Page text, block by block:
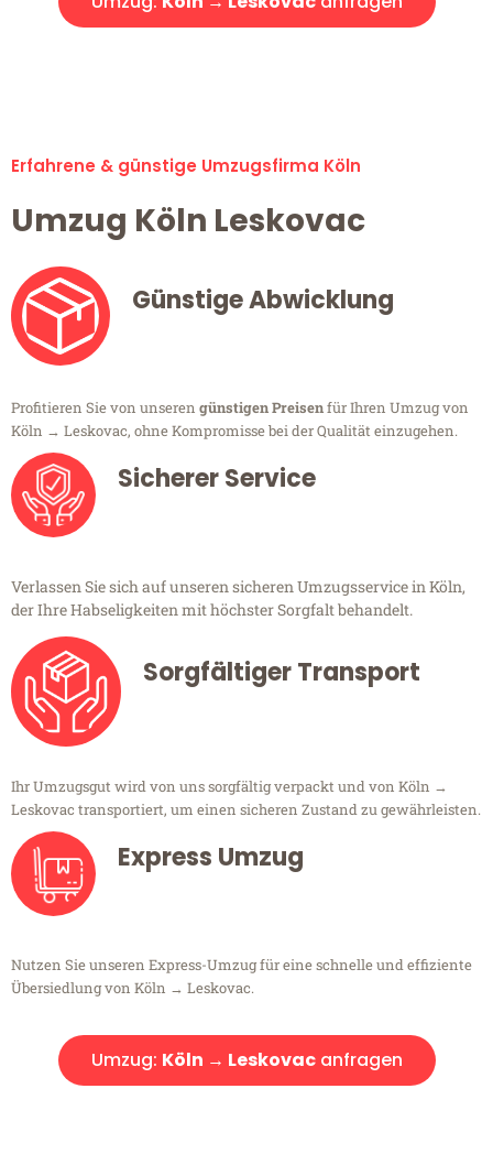
Erfahrene & günstige Umzugsfirma Köln
Umzug Köln Leskovac
Günstige Abwicklung
Profitieren Sie von unseren günstigen Preisenfür Ihren Umzug von
Köln → Leskovac, ohne Kompromisse bei der Qualität einzugehen.
Sicherer Service
Verlassen Sie sich auf unseren sicheren Umzugsservice in Köln,
der Ihre Habseligkeiten mit höchster Sorgfalt behandelt.
Sorgfältiger Transport
Ihr Umzugsgut wird von uns sorgfältig verpackt und von Köln →
Leskovac transportiert, um einen sicheren Zustand zu gewährleisten.
Express Umzug
Nutzen Sie unseren Express-Umzug für eine schnelle und effiziente
Übersiedlung von Köln → Leskovac.
Umzug: Köln → Leskovacanfragen